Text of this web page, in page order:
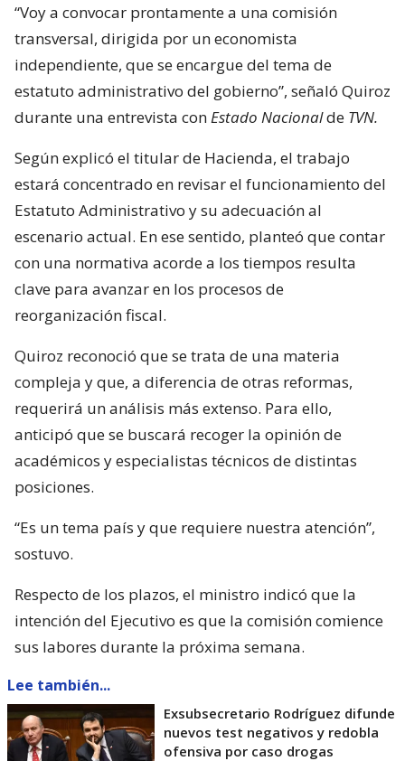
“Voy a convocar prontamente a una comisión
transversal, dirigida por un economista
independiente, que se encargue del tema de
estatuto administrativo del gobierno”, señaló Quiroz
durante una entrevista con Estado Nacionalde TVN.
Según explicó el titular de Hacienda, el trabajo
estará concentrado en revisar el funcionamiento del
Estatuto Administrativo y su adecuación al
escenario actual. En ese sentido, planteó que contar
con una normativa acorde a los tiempos resulta
clave para avanzar en los procesos de
reorganización fiscal.
Quiroz reconoció que se trata de una materia
compleja y que, a diferencia de otras reformas,
requerirá un análisis más extenso. Para ello,
anticipó que se buscará recoger la opinión de
académicos y especialistas técnicos de distintas
posiciones.
“Es un tema país y que requiere nuestra atención”,
sostuvo.
Respecto de los plazos, el ministro indicó que la
intención del Ejecutivo es que la comisión comience
sus labores durante la próxima semana.
Lee también...
Exsubsecretario Rodríguez difunde
nuevos test negativos y redobla
ofensiva por caso drogas